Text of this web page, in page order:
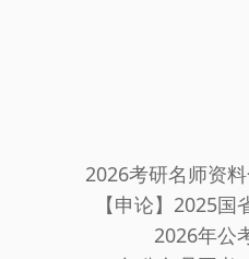
2026考研名师资
【申论】2025
2026年公